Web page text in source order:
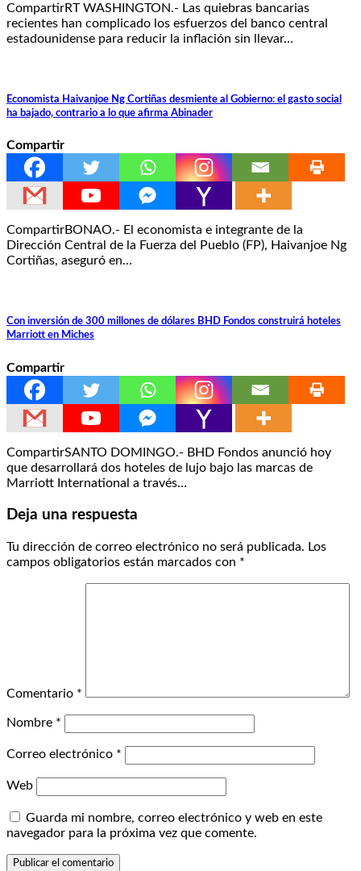
CompartirRT WASHINGTON.- Las quiebras bancarias
recientes han complicado los esfuerzos del banco central
estadounidense para reducir la inflación sin llevar…
Economista Haivanjoe Ng Cortiñas desmiente al Gobierno: el gasto social
ha bajado, contrario a lo que afirma Abinader
Compartir
CompartirBONAO.- El economista e integrante de la
Dirección Central de la Fuerza del Pueblo (FP), Haivanjoe Ng
Cortiñas, aseguró en…
Con inversión de 300 millones de dólares BHD Fondos construirá hoteles
Marriott en Miches
Compartir
CompartirSANTO DOMINGO.- BHD Fondos anunció hoy
que desarrollará dos hoteles de lujo bajo las marcas de
Marriott International a través…
Deja una respuesta
Tu dirección de correo electrónico no será publicada. Los
campos obligatorios están marcados con *
Comentario *
Nombre *
Correo electrónico *
Web
Guarda mi nombre, correo electrónico y web en este
navegador para la próxima vez que comente.